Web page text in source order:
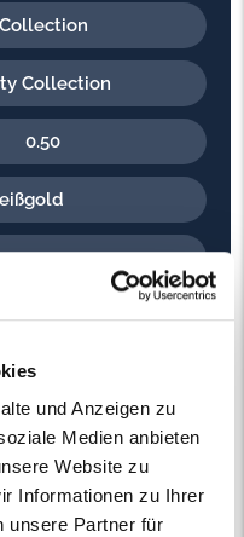
und Anzeigen zu
Medien anbieten
Website zu
Informationen zu Ihrer
unsere Partner für
Collection
0.50
750
7.80
Weiss
VS2
Diamant